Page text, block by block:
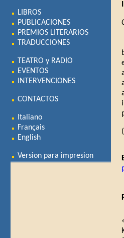
LIBROS
PUBLICACIONES
PREMIOS LITERARIOS
TRADUCCIONES
TEATRO y RADIO
EVENTOS
INTERVENCIONES
CONTACTOS
Italiano
Français
English
Version para impresion